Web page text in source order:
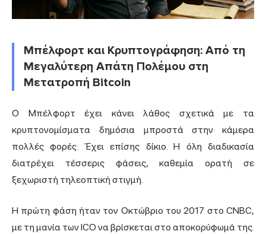
Μπέλφορτ και Κρυπτογράφηση: Από τη
Μεγαλύτερη Απάτη Πολέμου στη
Μετατροπή Bitcoin
Ο Μπέλφορτ έχει κάνει λάθος σχετικά με τα
κρυπτονομίσματα δημόσια μπροστά στην κάμερα
πολλές φορές. Έχει επίσης δίκιο. Η όλη διαδικασία
διατρέχει τέσσερις φάσεις, καθεμία ορατή σε
ξεχωριστή τηλεοπτική στιγμή.
Η πρώτη φάση ήταν τον Οκτώβριο του 2017 στο CNBC,
με τη μανία των ICO να βρίσκεται στο αποκορύφωμά της.